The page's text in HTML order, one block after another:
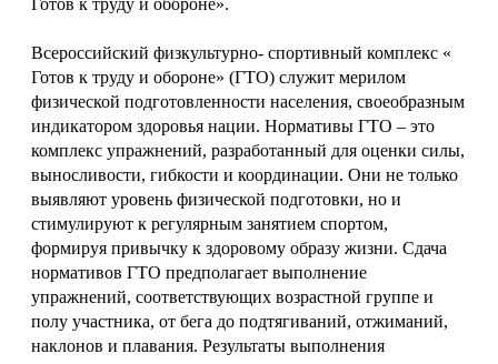
Готов к труду и обороне».
Всероссийский физкультурно- спортивный комплекс «
Готов к труду и обороне» (ГТО) служит мерилом
физической подготовленности населения, своеобразным
индикатором здоровья нации. Нормативы ГТО – это
комплекс упражнений, разработанный для оценки силы,
выносливости, гибкости и координации. Они не только
выявляют уровень физической подготовки, но и
стимулируют к регулярным занятием спортом,
формируя привычку к здоровому образу жизни. Сдача
нормативов ГТО предполагает выполнение
упражнений, соответствующих возрастной группе и
полу участника, от бега до подтягиваний, отжиманий,
наклонов и плавания. Результаты выполнения